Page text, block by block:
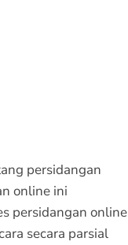
persidangan
online ini
persidangan online
secara parsial